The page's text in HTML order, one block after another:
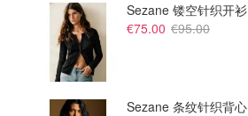
Vivienne Westwood Marinetta
€110.00
Sezane 镂空针织开衫
€75.00 €95.00
Sezane 条纹针织背心